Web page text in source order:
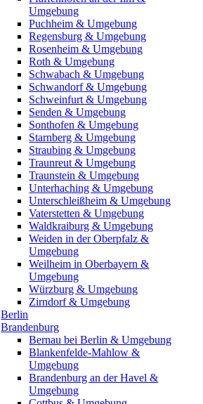
Umgebung
Puchheim & Umgebung
Regensburg & Umgebung
Rosenheim & Umgebung
Roth & Umgebung
Schwabach & Umgebung
Schwandorf & Umgebung
Schweinfurt & Umgebung
Senden & Umgebung
Sonthofen & Umgebung
Starnberg & Umgebung
Straubing & Umgebung
Traunreut & Umgebung
Traunstein & Umgebung
Unterhaching & Umgebung
Unterschleißheim & Umgebung
Vaterstetten & Umgebung
Waldkraiburg & Umgebung
Weiden in der Oberpfalz &
Umgebung
Weilheim in Oberbayern &
Umgebung
Würzburg & Umgebung
Zirndorf & Umgebung
Berlin
Brandenburg
Bernau bei Berlin & Umgebung
Blankenfelde-Mahlow &
Umgebung
Brandenburg an der Havel &
Umgebung